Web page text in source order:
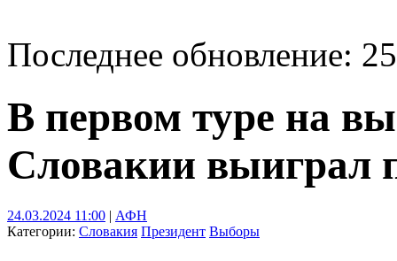
Последнее обновление:
В первом туре на
Словакии выиграл
24.03.2024 11:00 | АФН
Категории: Словакия Президент Выборы